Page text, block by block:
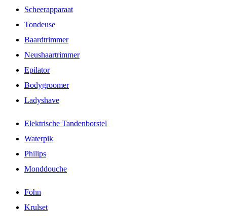
Scheerapparaat
Tondeuse
Baardtrimmer
Neushaartrimmer
Epilator
Bodygroomer
Ladyshave
Elektrische Tandenborstel
Waterpik
Philips
Monddouche
Fohn
Krulset